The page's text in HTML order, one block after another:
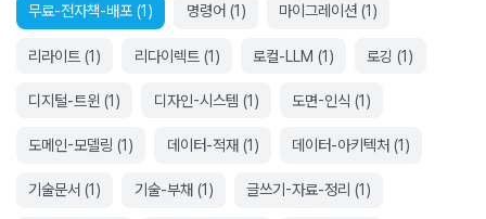
무료-전자책-배포 (1 ) 명령어 (1 ) 마이그레이션(1 )
리라이트 (1) 리다이렉트 (1) 로컬-LLM (1) 로깅 (1)
디지털-트윈 (1) 디자인-시스템 (1) 도면-인식 (1)
도메인-모델링 (1) 데이터-적재(1) 데이터-아키텍처(1)
기술문서 (1) 기술-부채(1) 글쓰기-자료-정리 (1)